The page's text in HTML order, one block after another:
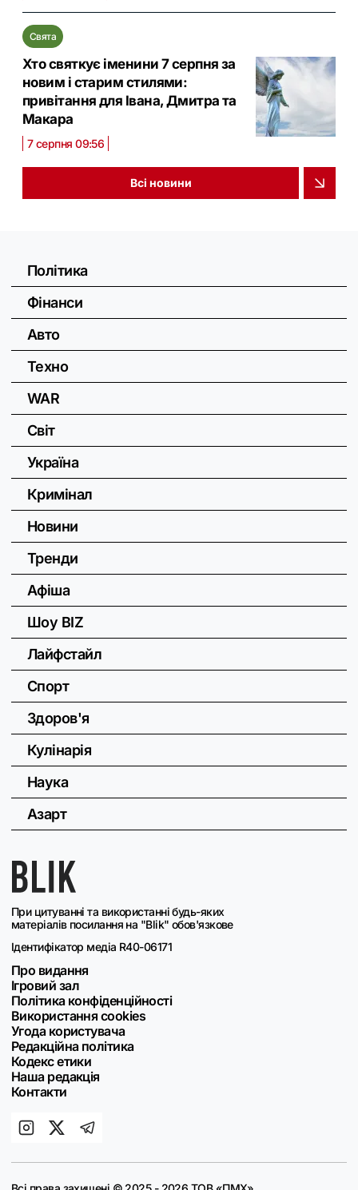
Свята
Хто святкує іменини 7 серпня за
новим і старим стилями:
привітання для Івана, Дмитра та
Макара
7 серпня 09:56
Всі новини
При цитуванні та використанні будь-яких
матеріалів посилання на "Blik" обов'язкове
Ідентифікатор медіа R40-06171
Про видання
Ігровий зал
Політика конфіденційності
Використання cookies
Угода користувача
Редакційна політика
Кодекс етики
Наша редакція
Контакти
Політика
Фінанси
Авто
Техно
WAR
Світ
Україна
Кримінал
Новини
Тренди
Афіша
Шоу BIZ
Лайфстайл
Спорт
Здоров'я
Кулінарія
Наука
Азарт